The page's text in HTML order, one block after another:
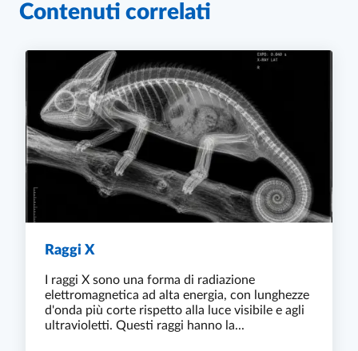
Contenuti correlati
Raggi X
I raggi X sono una forma di radiazione
elettromagnetica ad alta energia, con lunghezze
d'onda più corte rispetto alla luce visibile e agli
ultravioletti. Questi raggi hanno la...